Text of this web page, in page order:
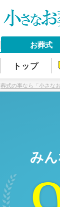
お葬式
トップ
葬式の事なら「小さな
み